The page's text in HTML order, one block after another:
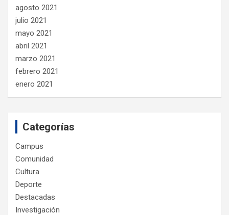
agosto 2021
julio 2021
mayo 2021
abril 2021
marzo 2021
febrero 2021
enero 2021
Categorías
Campus
Comunidad
Cultura
Deporte
Destacadas
Investigación